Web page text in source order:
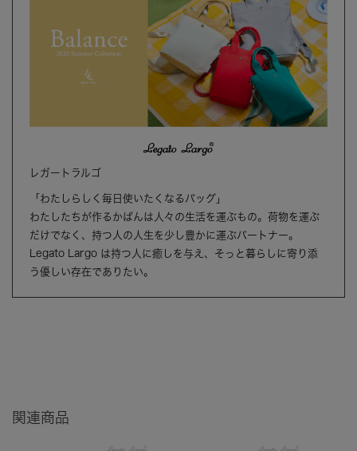
レガートラルゴ
「わたしらしく毎日使いたくなるバッグ」
わたしたちが作るかばんは人々の生活を運ぶもの。荷物を運ぶ
だけでなく、持つ人の人生を少し豊かに運ぶパートナー。
Legato Largo は持つ人に癒しを与え、そっと暮らしに寄り添
う優しい存在でありたい。
関連商品